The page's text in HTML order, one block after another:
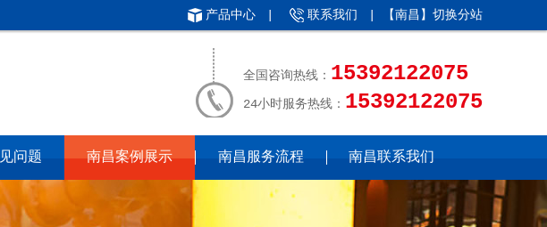
产品中心 联系我们 | 【南昌】 切换分站
全国咨询热线： 15392122075
24小时服务热线： 15392122075
问题 南昌案例展示 南昌服务流程 南昌联系我们